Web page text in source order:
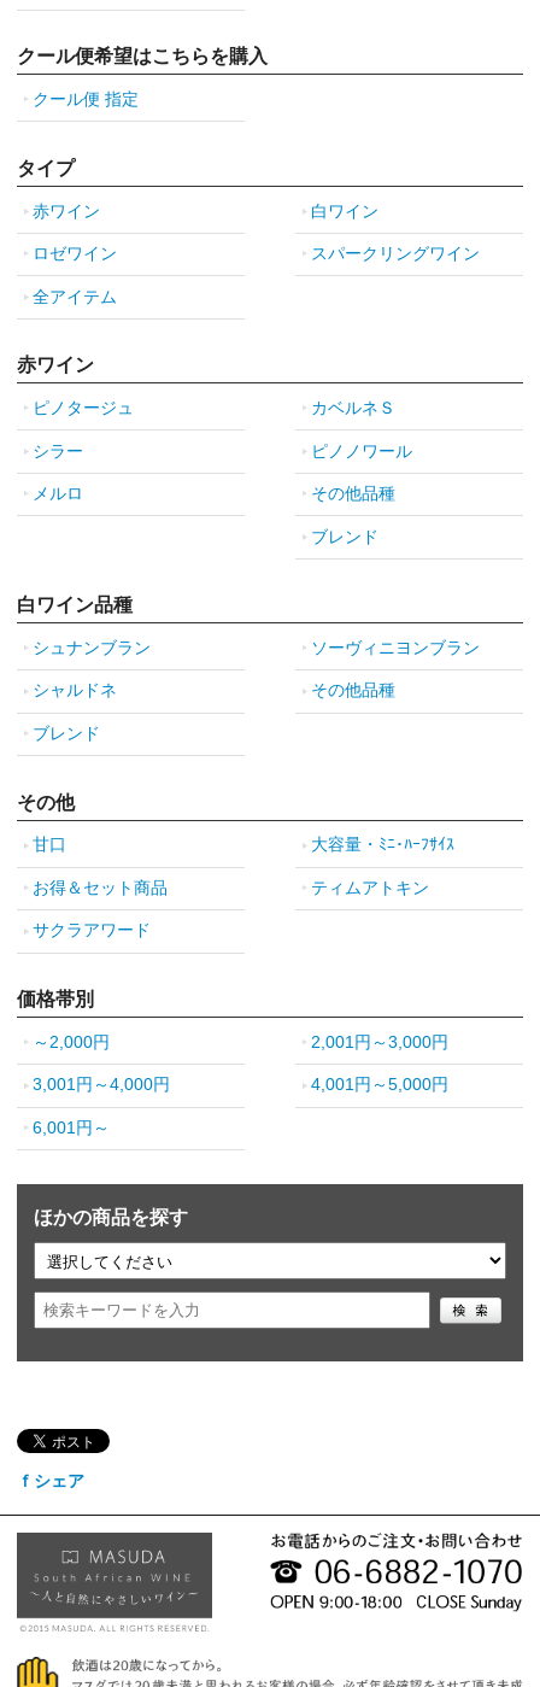
クール便希望はこちらを購入
クール便 指定
タイプ
赤ワイン 白ワイン
ロゼワイン スパークリングワイン
全アイテム
赤ワイン
ピノタージュ カベルネＳ
シラー ピノノワール
メルロ その他品種
ブレンド
白ワイン品種
シュナンブラン ソーヴィニヨンブラン
シャルドネ その他品種
ブレンド
その他
甘口 大容量・ﾐﾆ･ﾊｰﾌｻｲｽ
お得＆セット商品 ティムアトキン
サクラアワード
価格帯別
～2,000円 2,001円～3,000円
3,001円～4,000円 4,001円～5,000円
6,001円～
ほかの商品を探す
ｆシェア